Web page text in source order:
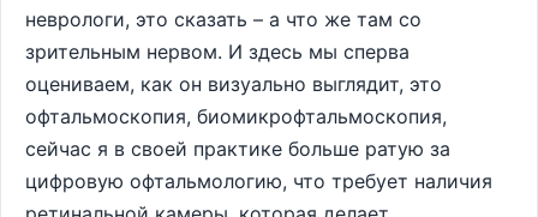
неврологи, это сказать – а что же там со
зрительным нервом. И здесь мы сперва
оцениваем, как он визуально выглядит, это
офтальмоскопия, биомикрофтальмоскопия,
сейчас я в своей практике больше ратую за
цифровую офтальмологию, что требует наличия